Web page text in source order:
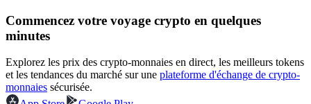
Futures USDC
Commencez votre voyage crypto en quelques
minutes
Explorez les prix des crypto-monnaies en direct, les meilleurs tokens
et les tendances du marché sur une plateforme d'échange de crypto-
monnaies sécurisée.